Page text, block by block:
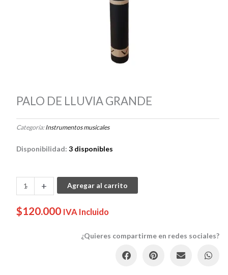
PALO DE LLUVIA GRANDE
Categoría:Instrumentos musicales
Disponibilidad: 3 disponibles
-
PALO
DE
GRANDE
+ Agregar al carrito
$120.000 IVA Incluido
¿Quieres compartirme en redes sociales?